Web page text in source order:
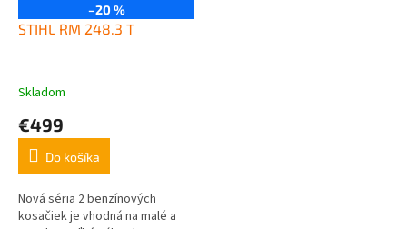
–20 %
STIHL RM 248.3 T
Skladom
€499
Do košíka
Nová séria 2 benzínových
kosačiek je vhodná na malé a